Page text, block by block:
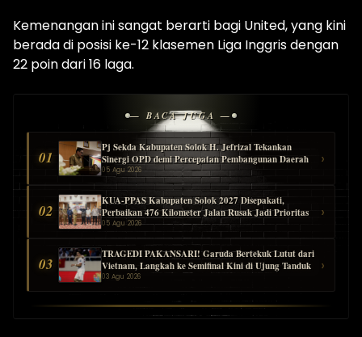
Kemenangan ini sangat berarti bagi United, yang kini
berada di posisi ke-12 klasemen Liga Inggris dengan
22 poin dari 16 laga.
— BACA JUGA —
01
Pj Sekda Kabupaten Solok H. Jefrizal Tekankan
Sinergi OPD demi Percepatan Pembangunan Daerah
05 Agu 2026
›
02
KUA-PPAS Kabupaten Solok 2027 Disepakati,
Perbaikan 476 Kilometer Jalan Rusak Jadi Prioritas
05 Agu 2026
›
03
TRAGEDI PAKANSARI! Garuda Bertekuk Lutut dari
Vietnam, Langkah ke Semifinal Kini di Ujung Tanduk
03 Agu 2026
›